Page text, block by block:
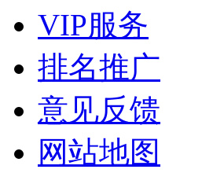
VIP服务
排名推广
意见反馈
网站地图